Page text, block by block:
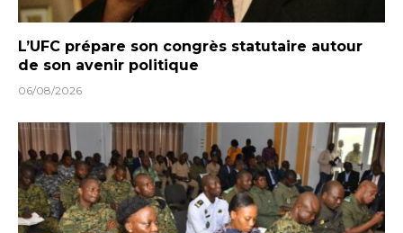
L’UFC prépare son congrès statutaire autour
de son avenir politique
06/08/2026